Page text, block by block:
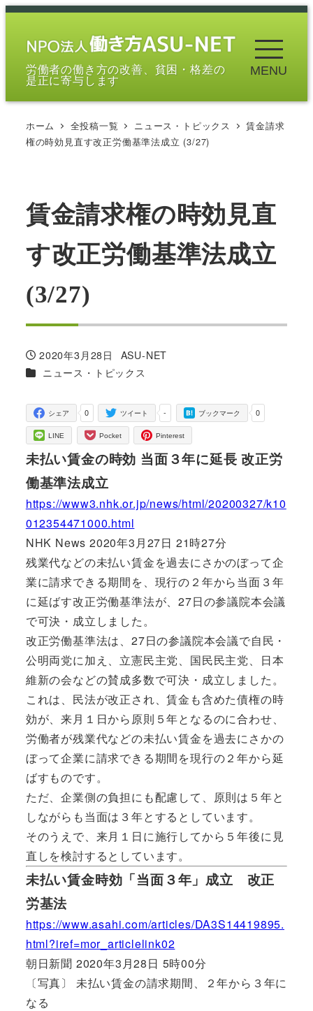
メ
労働者の働き方の改善、貧困・格差の
是正に寄与します
MENU
ホーム 全投稿一覧 ニュース・トピックス
賃金請求
権の時効見直す改正労働基準法成立 (3/27)
賃金請求権の時効見直
す改正労働基準法成立
(3/27)
投稿日
2020年3月28日
著
者
ASU-NET
カテゴリー
ニュース・トピックス
0
シェア -
ツイート 0
ブックマーク
LINE Pocket Pinterest
未払い賃金の時効 当面３年に延長 改正労
働基準法成立
https://www3.nhk.or.jp/news/html/20200327/k10
012354471000.html
NHK News 2020年3月27日 21時27分
残業代などの未払い賃金を過去にさかのぼって企
業に請求できる期間を、現行の２年から当面３年
に延ばす改正労働基準法が、27日の参議院本会議
で可決・成立しました。
改正労働基準法は、27日の参議院本会議で自民・
公明両党に加え、立憲民主党、国民民主党、日本
維新の会などの賛成多数で可決・成立しました。
これは、民法が改正され、賃金も含めた債権の時
効が、来月１日から原則５年となるのに合わせ、
労働者が残業代などの未払い賃金を過去にさかの
ぼって企業に請求できる期間を現行の２年から延
ばすものです。
ただ、企業側の負担にも配慮して、原則は５年と
しながらも当面は３年とするとしています。
そのうえで、来月１日に施行してから５年後に見
直しを検討するとしています。
未払い賃金時効「当面３年」成立 改正
労基法
https://www.asahi.com/articles/DA3S14419895.
html?iref=mor_articlelink02
朝日新聞 2020年3月28日 5時00分
〔写真〕 未払い賃金の請求期間、２年から３年に
なる